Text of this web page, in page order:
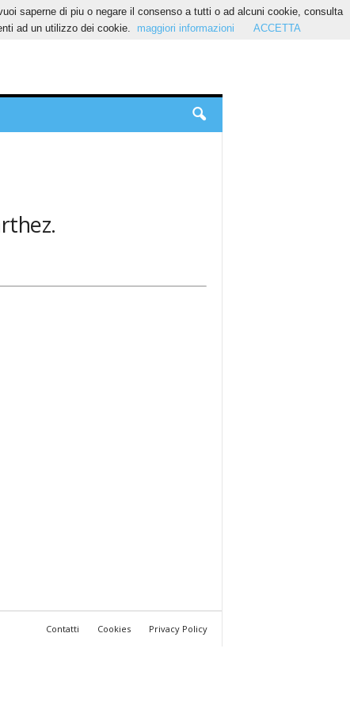
Contatti Cookies Privacy Policy
saperne di piu o negare il consenso a tutti o ad alcuni cookie, consulta
ad un utilizzo dei cookie.
maggiori informazioni ACCETTA